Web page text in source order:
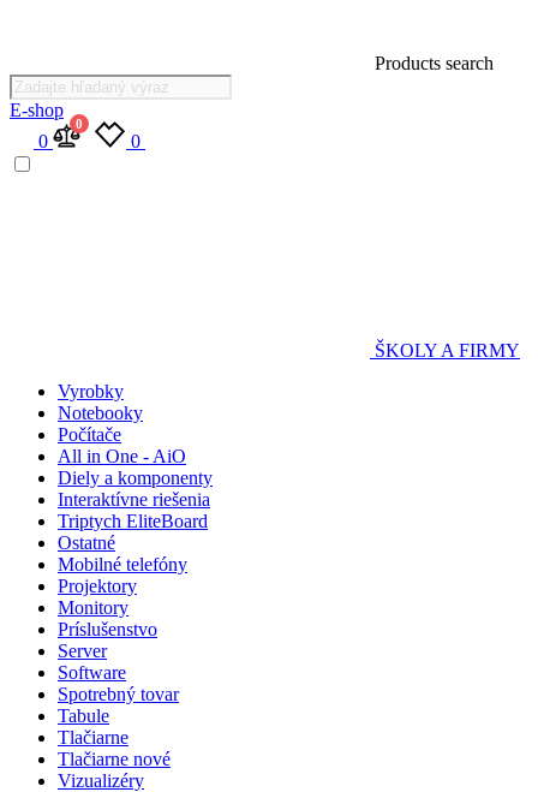
Products search
E-shop
0
0
0
ŠKOLY A FIRMY
Vyrobky
Notebooky
Počítače
All in One - AiO
Diely a komponenty
Interaktívne riešenia
Triptych EliteBoard
Ostatné
Mobilné telefóny
Projektory
Monitory
Príslušenstvo
Server
Software
Spotrebný tovar
Tabule
Tlačiarne
Tlačiarne nové
Vizualizéry